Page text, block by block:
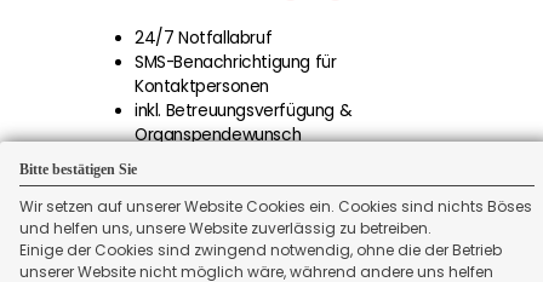
Bitte bestätigen Sie
Wir setzen auf unserer Website Cookies ein. Cookies sind nichts Böses
und helfen uns, unsere Website zuverlässig zu betreiben.
Einige der Cookies sind zwingend notwendig, ohne die der Betrieb
unserer Website nicht möglich wäre, während andere uns helfen
24/7 Notfallabruf
SMS-Benachrichtigung für
Kontaktpersonen
inkl. Betreuungsverfügung &
Organspendewunsch
Sorgerechtsverfügung
Erinnerungen zur Aktualisierung
WEITER